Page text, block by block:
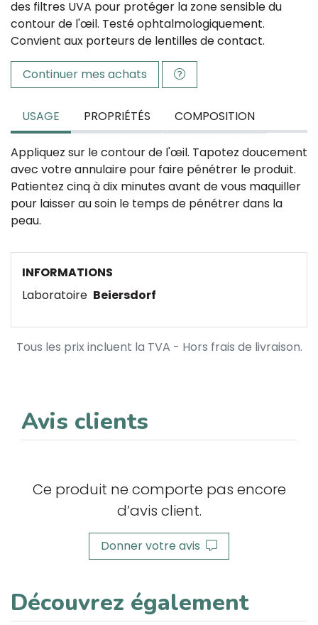
des filtres UVA pour protéger la zone sensible du
contour de l'œil. Testé ophtalmologiquement.
Convient aux porteurs de lentilles de contact.
Continuer mes achats
USAGE PROPRIÉTÉS COMPOSITION
Appliquez sur le contour de l'œil. Tapotez doucement
avec votre annulaire pour faire pénétrer le produit.
Patientez cinq à dix minutes avant de vous maquiller
pour laisser au soin le temps de pénétrer dans la
peau.
INFORMATIONS
Laboratoire Beiersdorf
Tous les prix incluent la TVA - Hors frais de livraison.
Avis clients
Ce produit ne comporte pas encore
d’avis client.
Donner votre avis
Découvrez également